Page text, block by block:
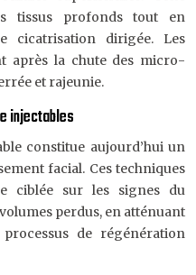
tissus profonds tout en
cicatrisation dirigée. Les
après la chute des micro-
et rajeunie.
injectables
constitue aujourd’hui un
facial. Ces techniques
ciblée sur les signes du
perdus, en atténuant
de régénération